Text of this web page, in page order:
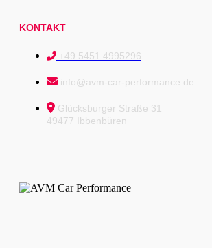
KONTAKT
+49 5451 4995296
info@avm-car-performance.de
Glücksburger Straße 31
49477 Ibbenbüren